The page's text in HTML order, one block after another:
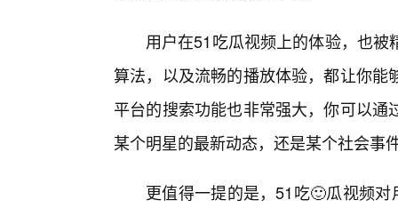
用户在51吃瓜视频上的体验，也
算法，以及流畅的播放体验，都让你
平台的搜索功能也非常强大，你可以
某个明星的最新动态，还是某个社会事
更值得一提的是，51吃🙂瓜视频